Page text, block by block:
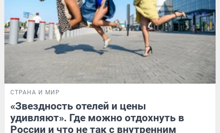
СТРАНА И МИР
«Звездность отелей и цены
удивляют». Где можно отдохнуть в
России и что не так с внутренним